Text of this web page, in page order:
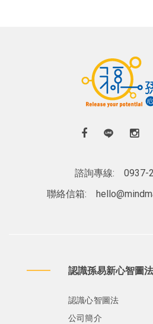
諮詢專線:
0937-
聯絡信箱:
認識孫易新心智圖法
認識心智圖法
公司簡介